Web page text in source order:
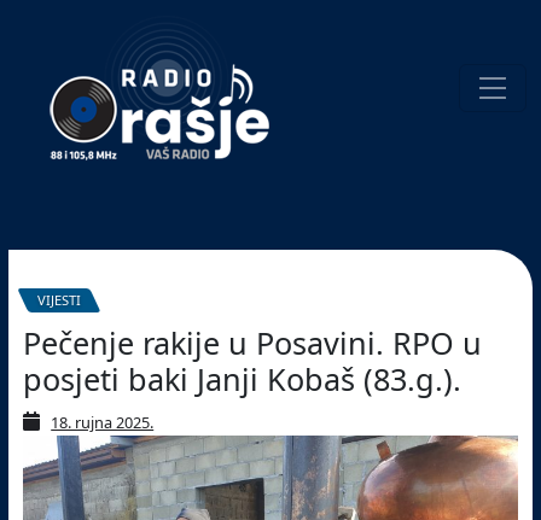
website!
VIJESTI
Pečenje rakije u Posavini. RPO u
posjeti baki Janji Kobaš (83.g.).
18. rujna 2025.